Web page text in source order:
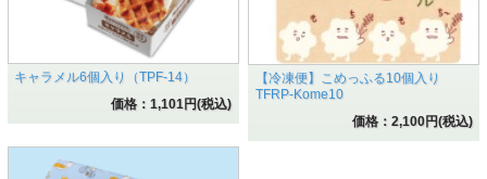
キャラメル6個入り（TPF-14）
価格：1,101円(税込)
【冷凍便】こめっふる10個入り
TFRP-Kome10
価格：2,100円(税込)